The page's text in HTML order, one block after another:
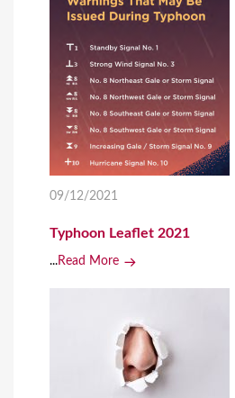
09/12/2021
Typhoon Leaflet 2021
...Read More